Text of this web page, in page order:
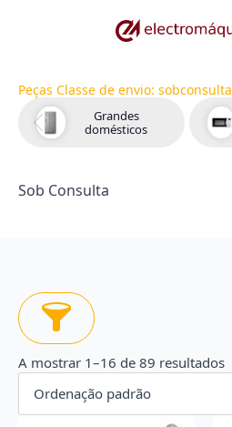
Peças Classe de envio: sobconsulta
Grandes
domésticos
Sob Consulta
A mostrar 1–16 de 89 resultados